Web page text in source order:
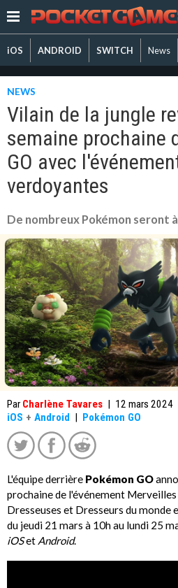
iOS ANDROID SWITCH News
NEWS
Vilain de la jungle
semaine prochaine
GO avec
verdoyantes
De nombreux Pokémon seront
Par Charlène Tavares | 12 mars 2024
iOS + Android | Pokémon GO
L'équipe derrière Pokémon GO
prochaine de l'événement
Dresseuses et Dresseurs du
du jeudi 21 mars à 10h au lundi 25
iOSet Android.